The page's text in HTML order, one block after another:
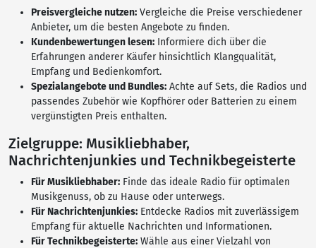
Preisvergleiche nutzen: Vergleiche die Preise verschiedener
Anbieter, um die besten Angebote zu finden.
Kundenbewertungen lesen: Informiere dich über die
Erfahrungen anderer Käufer hinsichtlich Klangqualität,
Empfang und Bedienkomfort.
Spezialangebote und Bundles: Achte auf Sets, die Radios und
passendes Zubehör wie Kopfhörer oder Batterien zu einem
vergünstigten Preis enthalten.
Zielgruppe: Musikliebhaber,
Nachrichtenjunkies und Technikbegeisterte
Für Musikliebhaber: Finde das ideale Radio für optimalen
Musikgenuss, ob zu Hause oder unterwegs.
Für Nachrichtenjunkies: Entdecke Radios mit zuverlässigem
Empfang für aktuelle Nachrichten und Informationen.
Für Technikbegeisterte: Wähle aus einer Vielzahl von